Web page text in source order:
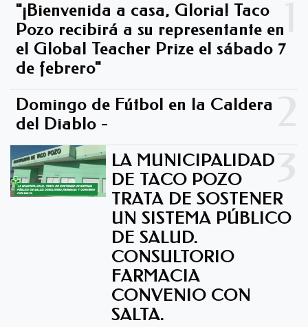
"¡Bienvenida a casa, Gloria! Taco
Pozo recibirá a su representante en
el Global Teacher Prize el sábado 7
de febrero"
Domingo de Fútbol en la Caldera
del Diablo -
LA MUNICIPALIDAD
DE TACO POZO
TRATA DE SOSTENER
UN SISTEMA PÚBLICO
DE SALUD.
CONSULTORIO
FARMACIA
CONVENIO CON
SALTA.